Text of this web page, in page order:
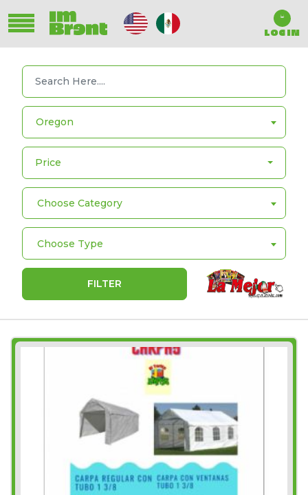
LOG IN
Oregon
Price
Choose Category
Choose Type
FILTER